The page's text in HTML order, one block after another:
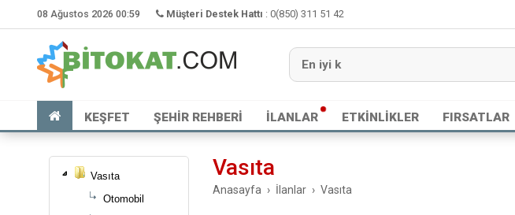
08 Ağustos 2026 00:59 Müşteri Destek Hattı :0(850) 311 51 42
KEŞFET ŞEHİR REHBERİ İLANLAR ETKİNLİKLER FIRSATLAR
Vasıta
Otomobil
Vasıta
Anasayfa İlanlar Vasıta